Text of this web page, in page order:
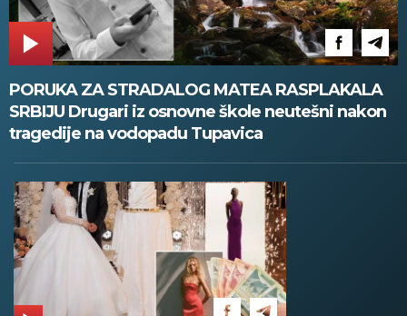
PORUKA ZA STRADALOG MATEA RASPLAKALA
SRBIJU Drugari iz osnovne škole neutešni nakon
tragedije na vodopadu Tupavica